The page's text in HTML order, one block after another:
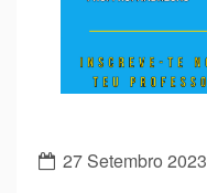
27 Setembro 2023